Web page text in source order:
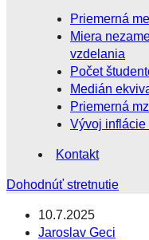
Priemerná
Miera
vzdelania
Počet
Medián
Priemerná
Vývoj inflácie
Kontakt
Dohodnúť stretnutie
10.7.2025
Jaroslav Geci